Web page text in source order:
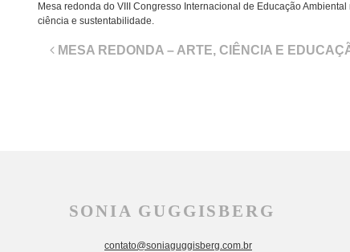
Mesa redonda do VIII Congresso Internacional de Educação
ciência e sustentabilidade.
Navegação
MESA REDONDA – ARTE, CIÊNCIA E
SONIA GUGGISBERG
contato@soniaguggisberg.com.br